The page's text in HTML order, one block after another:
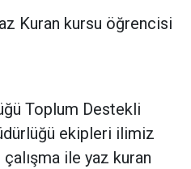
Kuran kursu öğrencisi
Toplum Destekli
ekipleri ilimiz
ile yaz kuran